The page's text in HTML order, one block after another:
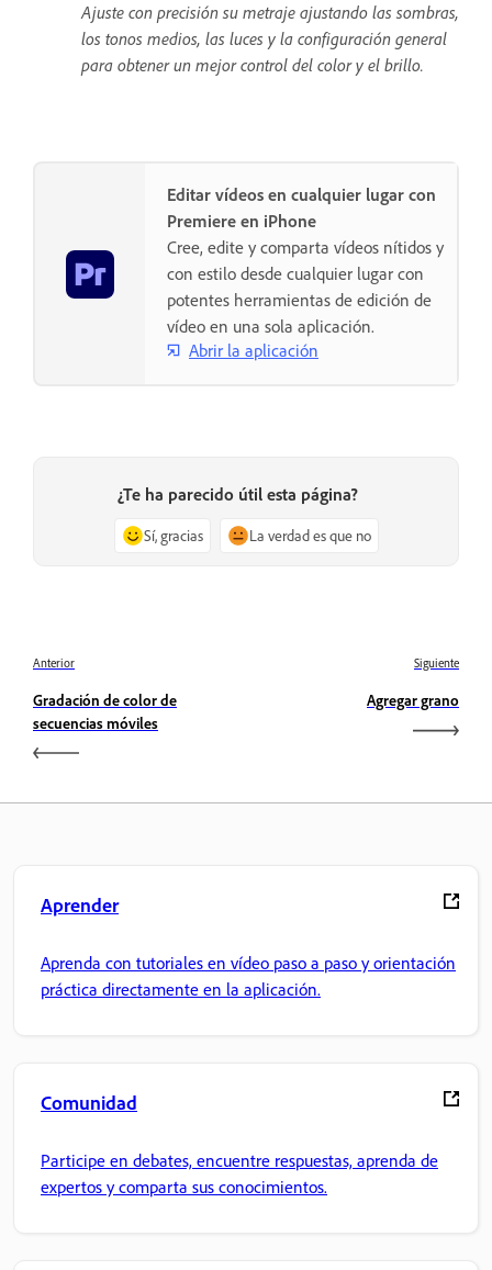
Ajuste con precisión su metraje ajustando las sombras,
los tonos medios, las luces y la configuración general
para obtener un mejor control del color y el brillo.
Editar vídeos en cualquier lugar con
Premiere en iPhone
Cree, edite y comparta vídeos nítidos y
con estilo desde cualquier lugar con
potentes herramientas de edición de
vídeo en una sola aplicación.
Abrir la aplicación
¿Te ha parecido útil esta página?
Sí, gracias La verdad es que no
Anterior
Gradación de color de
secuencias móviles
Siguiente
Agregar grano
Aprender
Aprenda con tutoriales en vídeo paso a paso y orientación
práctica directamente en la aplicación.
Comunidad
Participe en debates, encuentre respuestas, aprenda de
expertos y comparta sus conocimientos.